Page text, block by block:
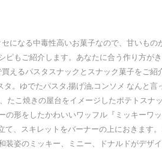
になる中毒性高いお菓子なので、甘い
もご紹介します。あなたに合う作り方
えるパスタスナックとスナック菓子を
。ゆでたパスタ,揚げ油,コンソメ なんと
たこ焼きの屋台をイメージしたポテトス
形をしたかわいいワッフル『ミッキー
、スキレットをバーナーの上におきま
姿のミッキー、ミニー、ドナルドがデ